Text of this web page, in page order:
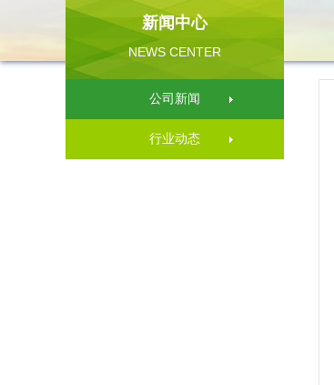
新闻中心
NEWS CENTER
公司新闻
行业动态